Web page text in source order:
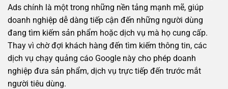
Ads chính là một trong những nền tảng mạnh mẽ, giúp
doanh nghiệp dễ dàng tiếp cận đến những người dùng
đang tìm kiếm sản phẩm hoặc dịch vụ mà họ cung cấp.
Thay vì chờ đợi khách hàng đến tìm kiếm thông tin, các
dịch vụ chạy quảng cáo Google này cho phép doanh
nghiệp đưa sản phẩm, dịch vụ trực tiếp đến trước mắt
người tiêu dùng.